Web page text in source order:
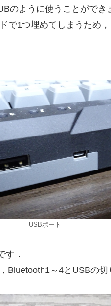
のように使うことができ
で1つ埋めてしまうため
USBポート
す．
Bluetooth1～4とUSBの切